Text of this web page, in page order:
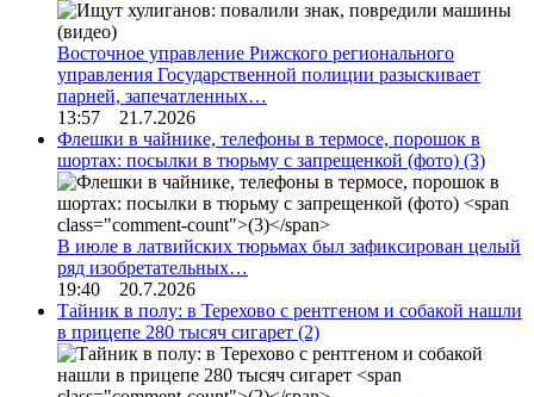
Восточное управление Рижского регионального
управления Государственной полиции разыскивает
парней, запечатленных…
13:57 21.7.2026
Флешки в чайнике, телефоны в термосе, порошок в
шортах: посылки в тюрьму с запрещенкой (фото) (3)
В июле в латвийских тюрьмах был зафиксирован целый
ряд изобретательных…
19:40 20.7.2026
Тайник в полу: в Терехово с рентгеном и собакой нашли
в прицепе 280 тысяч сигарет (2)